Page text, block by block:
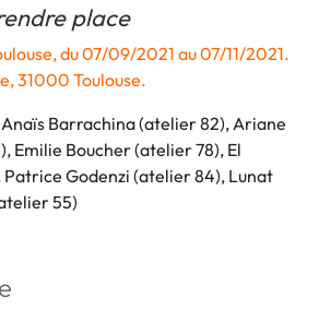
place
du 07/09/2021 au 07/11/2021.
31000 Toulouse.
Barrachina (atelier 82), Ariane
Emilie Boucher (atelier 78), El
Godenzi (atelier 84), Lunat
55)